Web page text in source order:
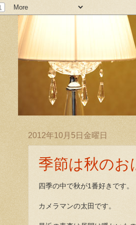
2012年10月5日金曜日
季節は秋のお
四季の中で秋が1番好きです。
カメラマンの太田です。